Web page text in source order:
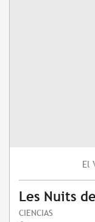
El
Les Nuits
CIENCIAS